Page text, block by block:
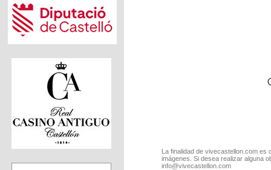
La finalidad de vivecastellon.com
imágenes. Si desea realizar alguna
info@vivecastellon.com